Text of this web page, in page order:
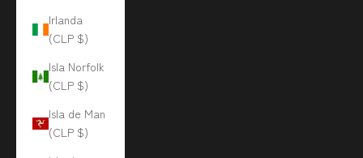
Irlanda
(CLP $)
Isla Norfolk
(CLP $)
Isla de Man
(CLP $)